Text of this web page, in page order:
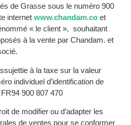
de Grasse sous le numéro 900
internetwww.chandam.co et
« le client », souhaitant
à la vente par Chandam. et
à la taxe sur la valeur
individuel d’identification de
900 807 470
de modifier ou d’adapter les
de ventes pour se conformer